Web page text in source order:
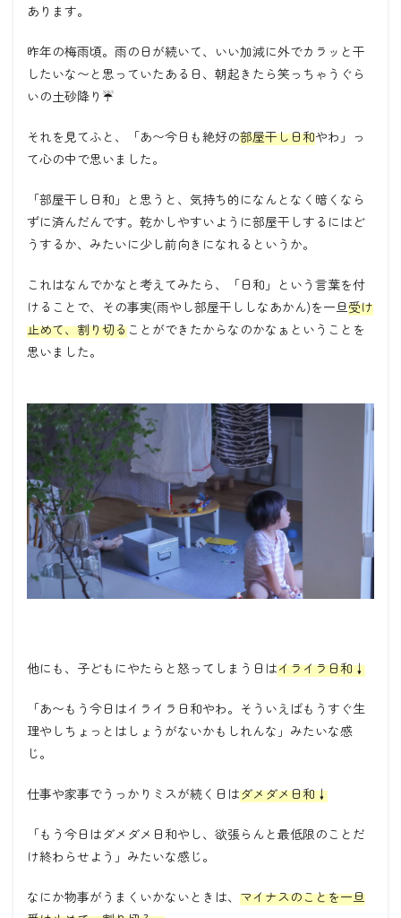
あります。
昨年の梅雨頃。雨の日が続いて、いい加減に外でカラッと干
したいな〜と思っていたある日、朝起きたら笑っちゃうぐら
いの土砂降り☔️
それを見てふと、「あ〜今日も絶好の部屋干し日和やわ」っ
て心の中で思いました。
「部屋干し日和」と思うと、気持ち的になんとなく暗くなら
ずに済んだんです。乾かしやすいように部屋干しするにはど
うするか、みたいに少し前向きになれるというか。
これはなんでかなと考えてみたら、「日和」という言葉を付
けることで、その事実(雨やし部屋干ししなあかん)を一旦受け
止めて、割り切ることができたからなのかなぁということを
思いました。
他にも、子どもにやたらと怒ってしまう日はイライラ日和↓
「あ〜もう今日はイライラ日和やわ。そういえばもうすぐ生
理やしちょっとはしょうがないかもしれんな」みたいな感
じ。
仕事や家事でうっかりミスが続く日はダメダメ日和↓
「もう今日はダメダメ日和やし、欲張らんと最低限のことだ
け終わらせよう」みたいな感じ。
なにか物事がうまくいかないときは、 マイナスのことを一旦